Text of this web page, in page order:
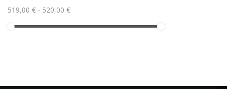
519,00 € - 520,00 €